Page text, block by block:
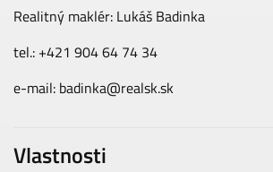
Realitný maklér: Lukáš Badinka
tel.: +421 904 64 74 34
e-mail: badinka@realsk.sk
Vlastnosti